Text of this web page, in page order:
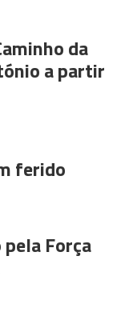
da
a partir
ferido
Força